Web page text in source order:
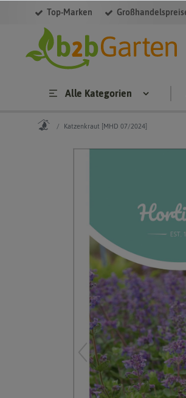
Top-Marken
Alle Kategorien
Katzenkraut [MHD 07/2024]